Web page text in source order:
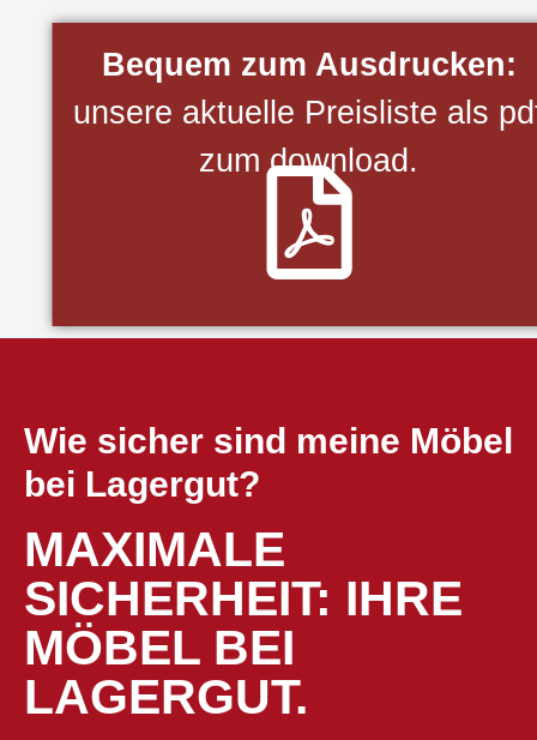
Bequem zum Ausdrucken:
unsere aktuelle Preisliste als
zum download.
Wie sicher sind meine Möbel
bei Lagergut?
MAXIMALE
SICHERHEIT: IHRE
MÖBEL BEI
LAGERGUT.